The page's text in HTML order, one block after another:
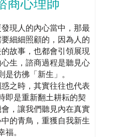
商心理師
現人的內心當中，那最
細細照顧的，因為人的
故事，也都會引領展現
生，諮商過程是聽見心
是彷彿「新生」。
之時，其實往往也代表
即是重新翻土耕耘的契
，讓我們聽見內在真實
的青鳥，重獲自我新生
福。